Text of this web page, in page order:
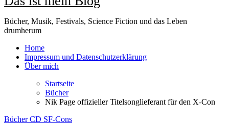
Bücher, Musik, Festivals, Science Fiction und das Leben
drumherum
Home
Impressum und Datenschutzerklärung
Über mich
Startseite
Bücher
Nik Page offizieller Titelsonglieferant für den X-Con
BücherCD SF-Cons